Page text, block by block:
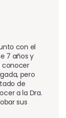
con el
7 años y
conocer
pero
de
a la Dra.
sus